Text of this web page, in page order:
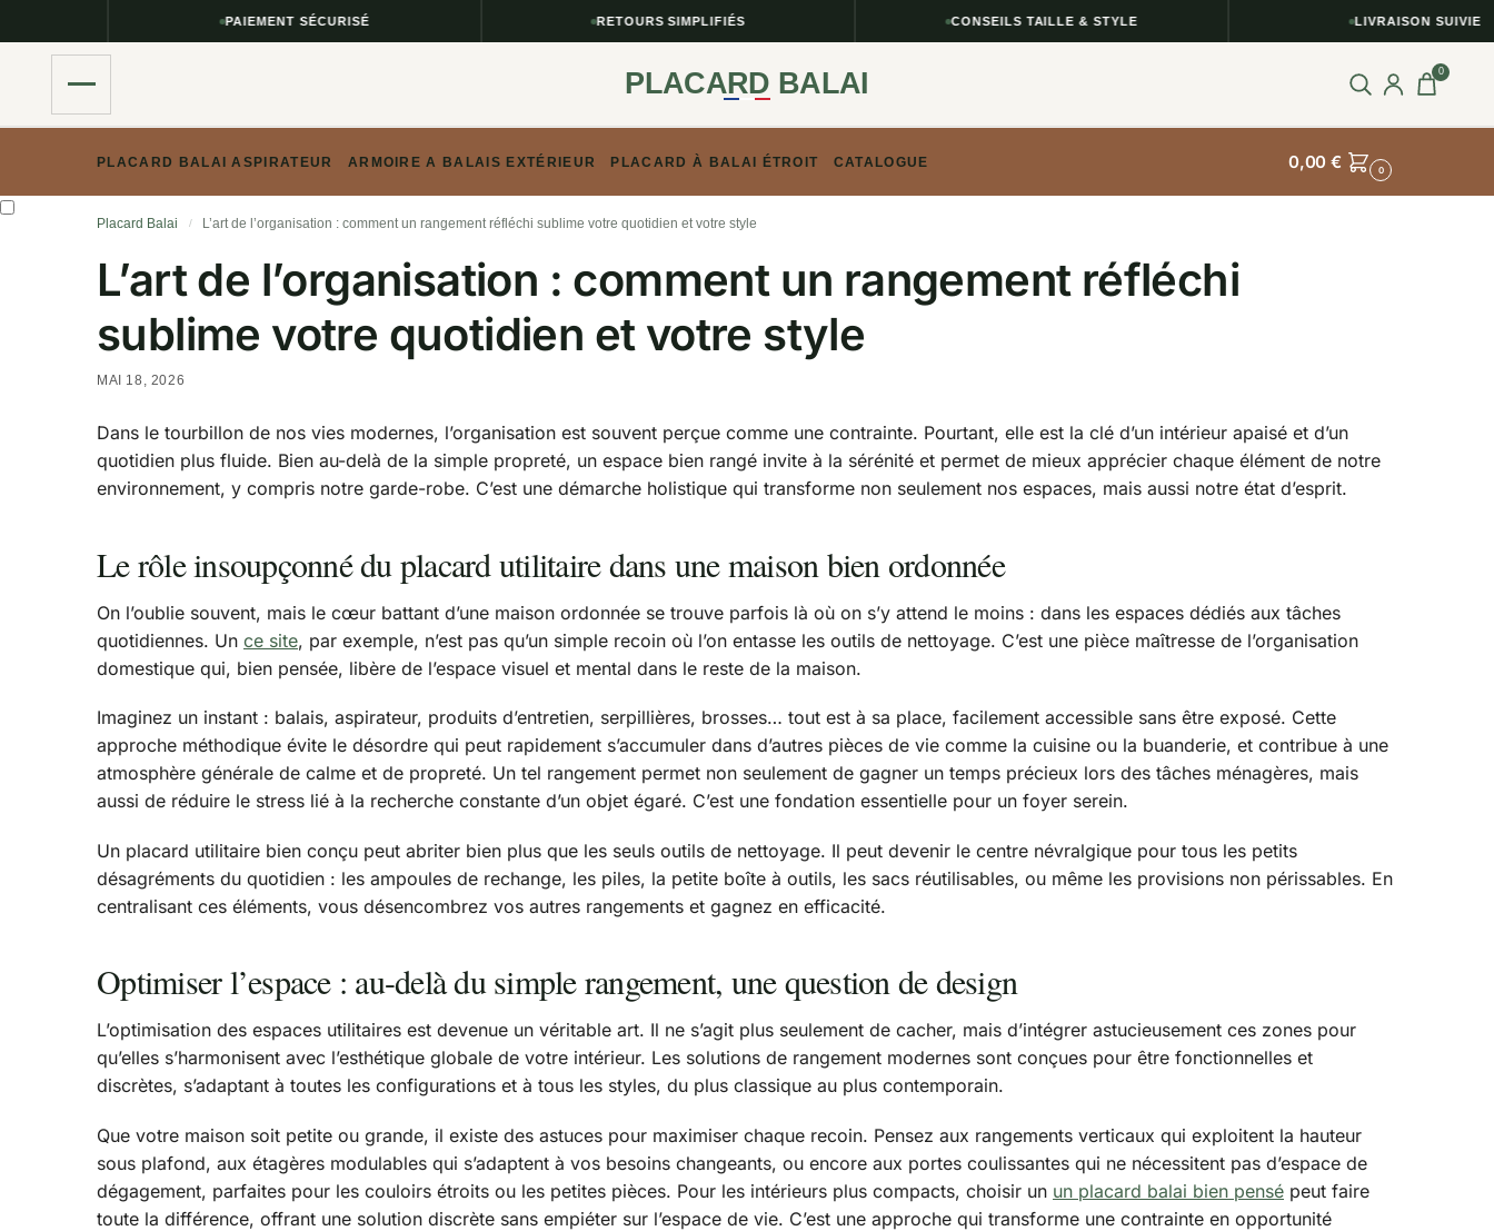
PAIEMENT SÉCURISÉ RETOURS SIMPLIFIÉS CONSEILS TAILLE & STYLE LIVRAISON SUIVIE
PLACARD BALAI 0
PLACARD BALAI ASPIRATEUR ARMOIRE A BALAIS EXTÉRIEUR PLACARD À BALAI ÉTROIT CATALOGUE 0,00€ 0
Placard Balai / L’art de l’organisation : comment un rangement réfléchi sublime votre quotidien et votre style
L’art de l’organisation : comment un rangement réfléchi
sublime votre quotidien et votre style
MAI 18, 2026
Dans le tourbillon de nos vies modernes, l’organisation est souvent perçue comme une contrainte. Pourtant, elle est la clé d’un intérieur apaisé et d’un
quotidien plus fluide. Bien au-delà de la simple propreté, un espace bien rangé invite à la sérénité et permet de mieux apprécier chaque élément de notre
environnement, y compris notre garde-robe. C’est une démarche holistique qui transforme non seulement nos espaces, mais aussi notre état d’esprit.
Le rôle insoupçonné du placard utilitaire dans une maison bien ordonnée
On l’oublie souvent, mais le cœur battant d’une maison ordonnée se trouve parfois là où on s’y attend le moins : dans les espaces dédiés aux tâches
quotidiennes. Un ce site, par exemple, n’est pas qu’un simple recoin où l’on entasse les outils de nettoyage. C’est une pièce maîtresse de l’organisation
domestique qui, bien pensée, libère de l’espace visuel et mental dans le reste de la maison.
Imaginez un instant : balais, aspirateur, produits d’entretien, serpillières, brosses… tout est à sa place, facilement accessible sans être exposé. Cette
approche méthodique évite le désordre qui peut rapidement s’accumuler dans d’autres pièces de vie comme la cuisine ou la buanderie, et contribue à une
atmosphère générale de calme et de propreté. Un tel rangement permet non seulement de gagner un temps précieux lors des tâches ménagères, mais
aussi de réduire le stress lié à la recherche constante d’un objet égaré. C’est une fondation essentielle pour un foyer serein.
Un placard utilitaire bien conçu peut abriter bien plus que les seuls outils de nettoyage. Il peut devenir le centre névralgique pour tous les petits
désagréments du quotidien : les ampoules de rechange, les piles, la petite boîte à outils, les sacs réutilisables, ou même les provisions non périssables. En
centralisant ces éléments, vous désencombrez vos autres rangements et gagnez en efficacité.
Optimiser l’espace : au-delà du simple rangement, une question de design
L’optimisation des espaces utilitaires est devenue un véritable art. Il ne s’agit plus seulement de cacher, mais d’intégrer astucieusement ces zones pour
qu’elles s’harmonisent avec l’esthétique globale de votre intérieur. Les solutions de rangement modernes sont conçues pour être fonctionnelles et
discrètes, s’adaptant à toutes les configurations et à tous les styles, du plus classique au plus contemporain.
Que votre maison soit petite ou grande, il existe des astuces pour maximiser chaque recoin. Pensez aux rangements verticaux qui exploitent la hauteur
sous plafond, aux étagères modulables qui s’adaptent à vos besoins changeants, ou encore aux portes coulissantes qui ne nécessitent pas d’espace de
dégagement, parfaites pour les couloirs étroits ou les petites pièces. Pour les intérieurs plus compacts, choisir un un placard balai bien pensé peut faire
toute la différence, offrant une solution discrète sans empiéter sur l’espace de vie. C’est une approche qui transforme une contrainte en opportunité